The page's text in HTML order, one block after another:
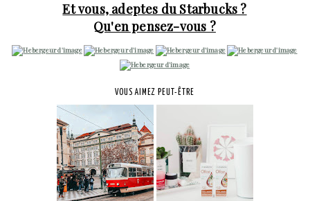
Et vous, adeptes du Starbucks ?
Qu'en pensez-vous ?
VOUS AIMEZ PEUT-ÊTRE